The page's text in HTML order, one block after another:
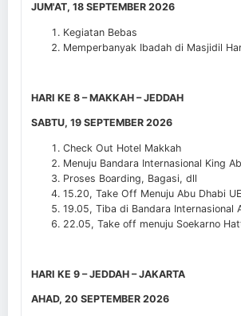
JUM'AT, 18 SEPTEMBER 2026
Kegiatan Bebas
Memperbanyak Ibadah di Masjidil
HARI KE 8 – MAKKAH – JEDDAH
SABTU, 19 SEPTEMBER 2026
Check Out Hotel Makkah
Menuju Bandara Internasional King
Proses Boarding, Bagasi, dll
15.20, Take Off Menuju Abu Dhabi
19.05, Tiba di Bandara Internasional
22.05, Take off menuju Soekarno
HARI KE 9 – JEDDAH – JAKARTA
AHAD, 20 SEPTEMBER 2026